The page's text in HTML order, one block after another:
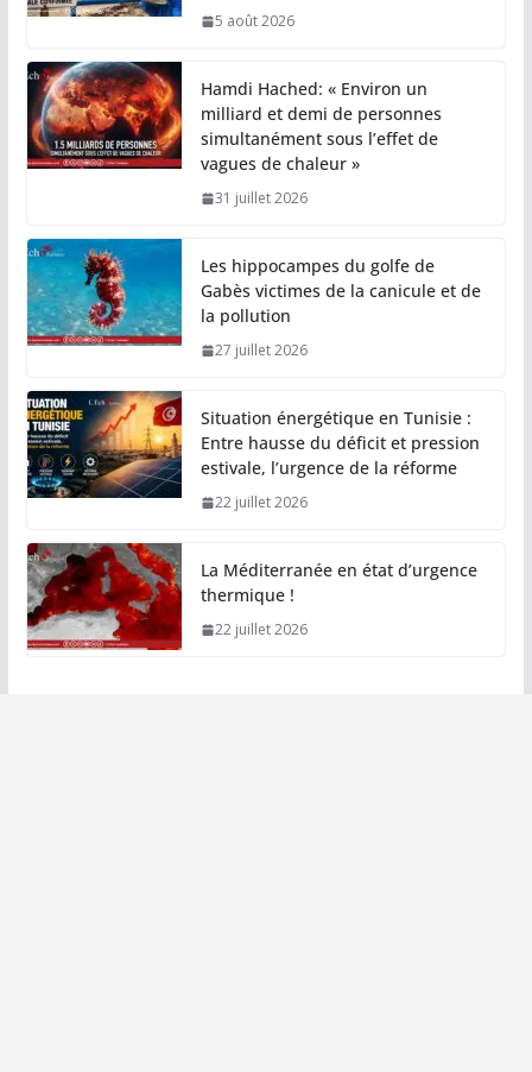
5 août 2026
Hamdi Hached: « Environ un
milliard et demi de personnes
simultanément sous l’effet de
vagues de chaleur »
31 juillet 2026
Les hippocampes du golfe de
Gabès victimes de la canicule et de
la pollution
27 juillet 2026
Situation énergétique en Tunisie :
Entre hausse du déficit et pression
estivale, l’urgence de la réforme
22 juillet 2026
La Méditerranée en état d’urgence
thermique !
22 juillet 2026